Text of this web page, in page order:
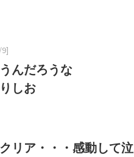
んだろうな
しお
リア・・・感動して泣